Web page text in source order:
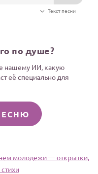
Текст песни
по душе?
нашему ИИ, какую
её специально для
молодежи — открытки,